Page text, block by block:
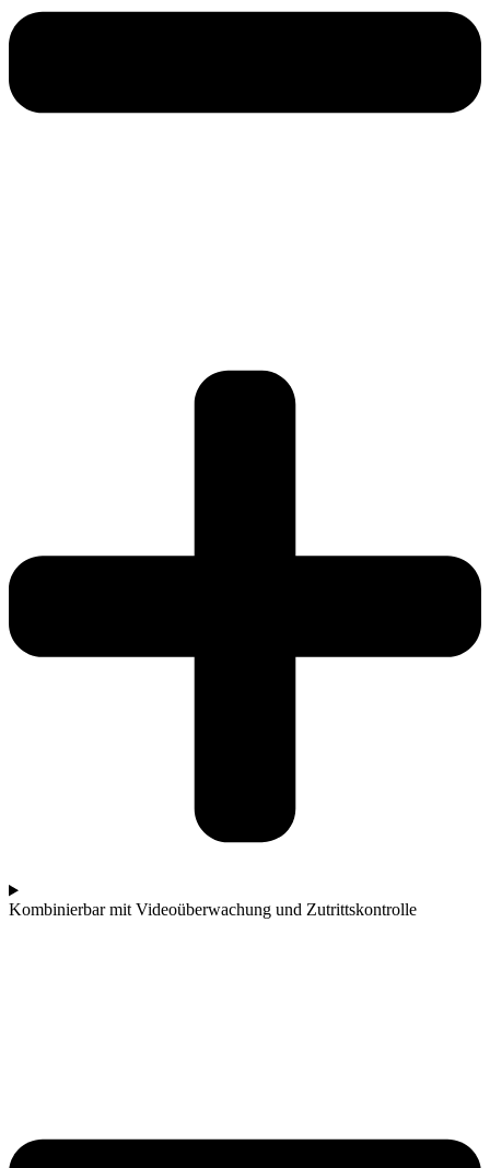
Kombinierbar mit Videoüberwachung und Zutrittskontrolle